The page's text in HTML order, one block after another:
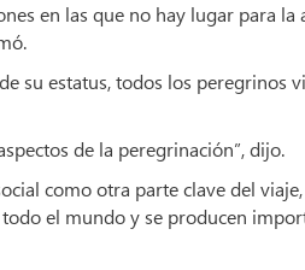
en las que no hay lugar para
su estatus, todos los peregrinos
de la peregrinación”, dijo.
como otra parte clave del
el mundo y se producen